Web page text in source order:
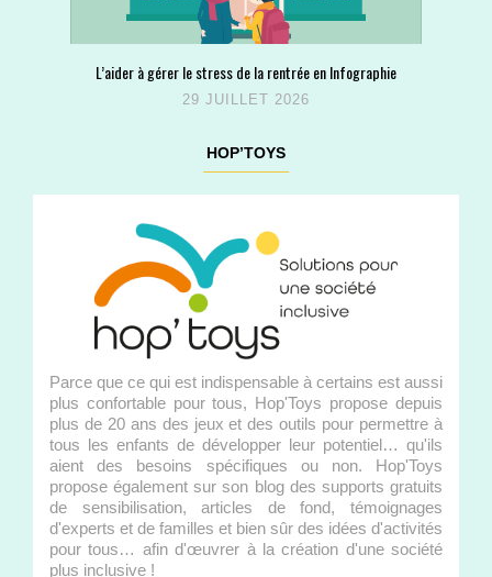
L’aider à gérer le stress de la rentrée en Infographie
29 JUILLET 2026
HOP’TOYS
Parce que ce qui est indispensable à certains est aussi
plus confortable pour tous, Hop'Toys propose depuis
plus de 20 ans des jeux et des outils pour permettre à
tous les enfants de développer leur potentiel… qu'ils
aient des besoins spécifiques ou non. Hop'Toys
propose également sur son blog des supports gratuits
de sensibilisation, articles de fond, témoignages
d'experts et de familles et bien sûr des idées d'activités
pour tous… afin d'œuvrer à la création d'une société
plus inclusive !